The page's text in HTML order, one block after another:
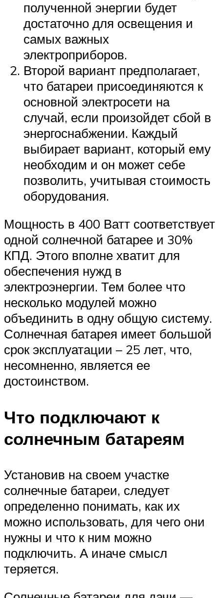
полученной энергии будет
достаточно для освещения и
самых важных
электроприборов.
Второй вариант предполагает,
что батареи присоединяются к
основной электросети на
случай, если произойдет сбой в
энергоснабжении. Каждый
выбирает вариант, который ему
необходим и он может себе
позволить, учитывая стоимость
оборудования.
Мощность в 400 Ватт соответствует
одной солнечной батарее и 30%
КПД. Этого вполне хватит для
обеспечения нужд в
электроэнергии. Тем более что
несколько модулей можно
объединить в одну общую систему.
Солнечная батарея имеет большой
срок эксплуатации – 25 лет, что,
несомненно, является ее
достоинством.
Что подключают к
солнечным батареям
Установив на своем участке
солнечные батареи, следует
определенно понимать, как их
можно использовать, для чего они
нужны и что к ним можно
подключить. А иначе смысл
теряется.